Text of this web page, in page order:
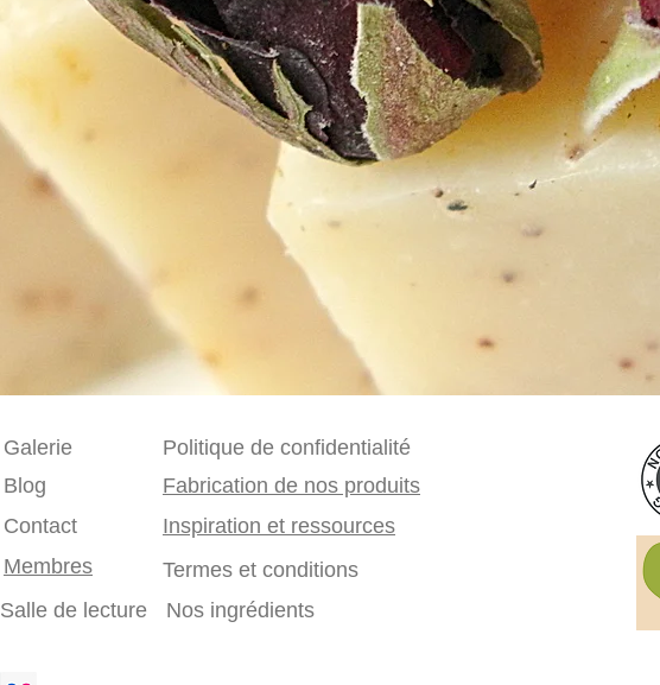
Galerie
Blog
Politique de confidentialité
Fabrication de nos produits
Contact
Inspiration et ressources
Membres
Termes et conditions
Salle de lecture
Nos ingrédients